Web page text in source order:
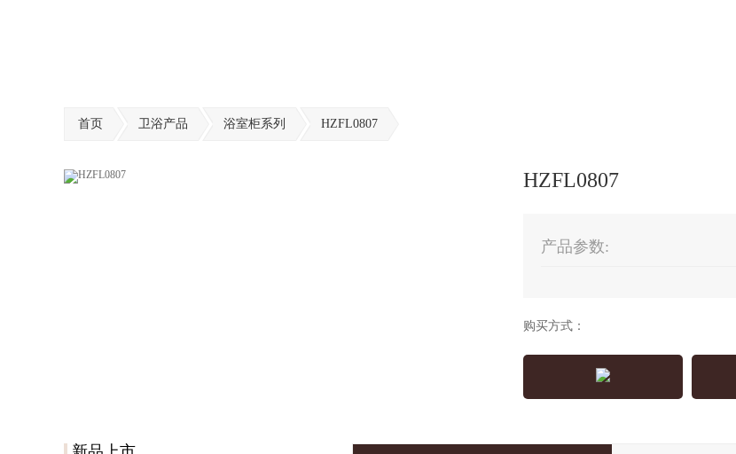
首页 卫浴产品 浴室柜系列 HZFL0807
HZFL0807
产品参数:
购买方式：